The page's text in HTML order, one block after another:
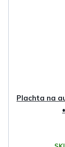
Plachta na